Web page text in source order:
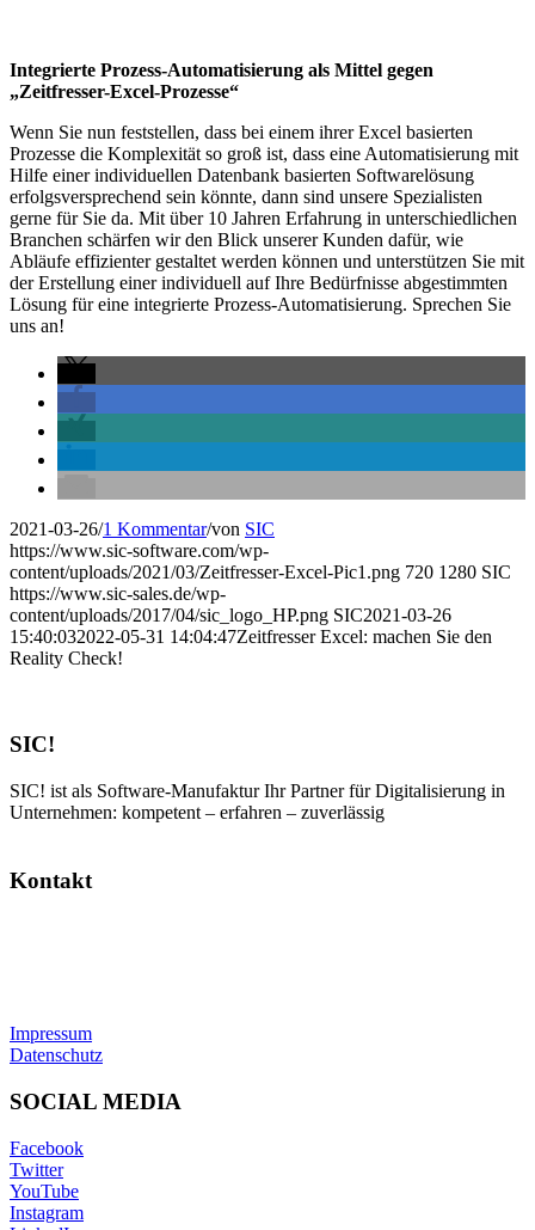
Integrierte Prozess-Automatisierung als Mittel gegen
„Zeitfresser-Excel-Prozesse“
Wenn Sie nun feststellen, dass bei einem ihrer Excel basierten
Prozesse die Komplexität so groß ist, dass eine Automatisierung mit
Hilfe einer individuellen Datenbank basierten Softwarelösung
erfolgsversprechend sein könnte, dann sind unsere Spezialisten
gerne für Sie da. Mit über 10 Jahren Erfahrung in unterschiedlichen
Branchen schärfen wir den Blick unserer Kunden dafür, wie
Abläufe effizienter gestaltet werden können und unterstützen Sie mit
der Erstellung einer individuell auf Ihre Bedürfnisse abgestimmten
Lösung für eine integrierte Prozess-Automatisierung. Sprechen Sie
uns an!
2021-03-26/1 Kommentar/von SIC
https://www.sic-software.com/wp-
content/uploads/2021/03/Zeitfresser-Excel-Pic1.png 720 1280 SIC
https://www.sic-sales.de/wp-
content/uploads/2017/04/sic_logo_HP.png SIC2021-03-26
15:40:032022-05-31 14:04:47Zeitfresser Excel: machen Sie den
Reality Check!
SIC!
SIC! ist als Software-Manufaktur Ihr Partner für Digitalisierung in
Unternehmen: kompetent – erfahren – zuverlässig
Kontakt
Impressum
Datenschutz
SOCIAL MEDIA
Facebook
Twitter
YouTube
Instagram